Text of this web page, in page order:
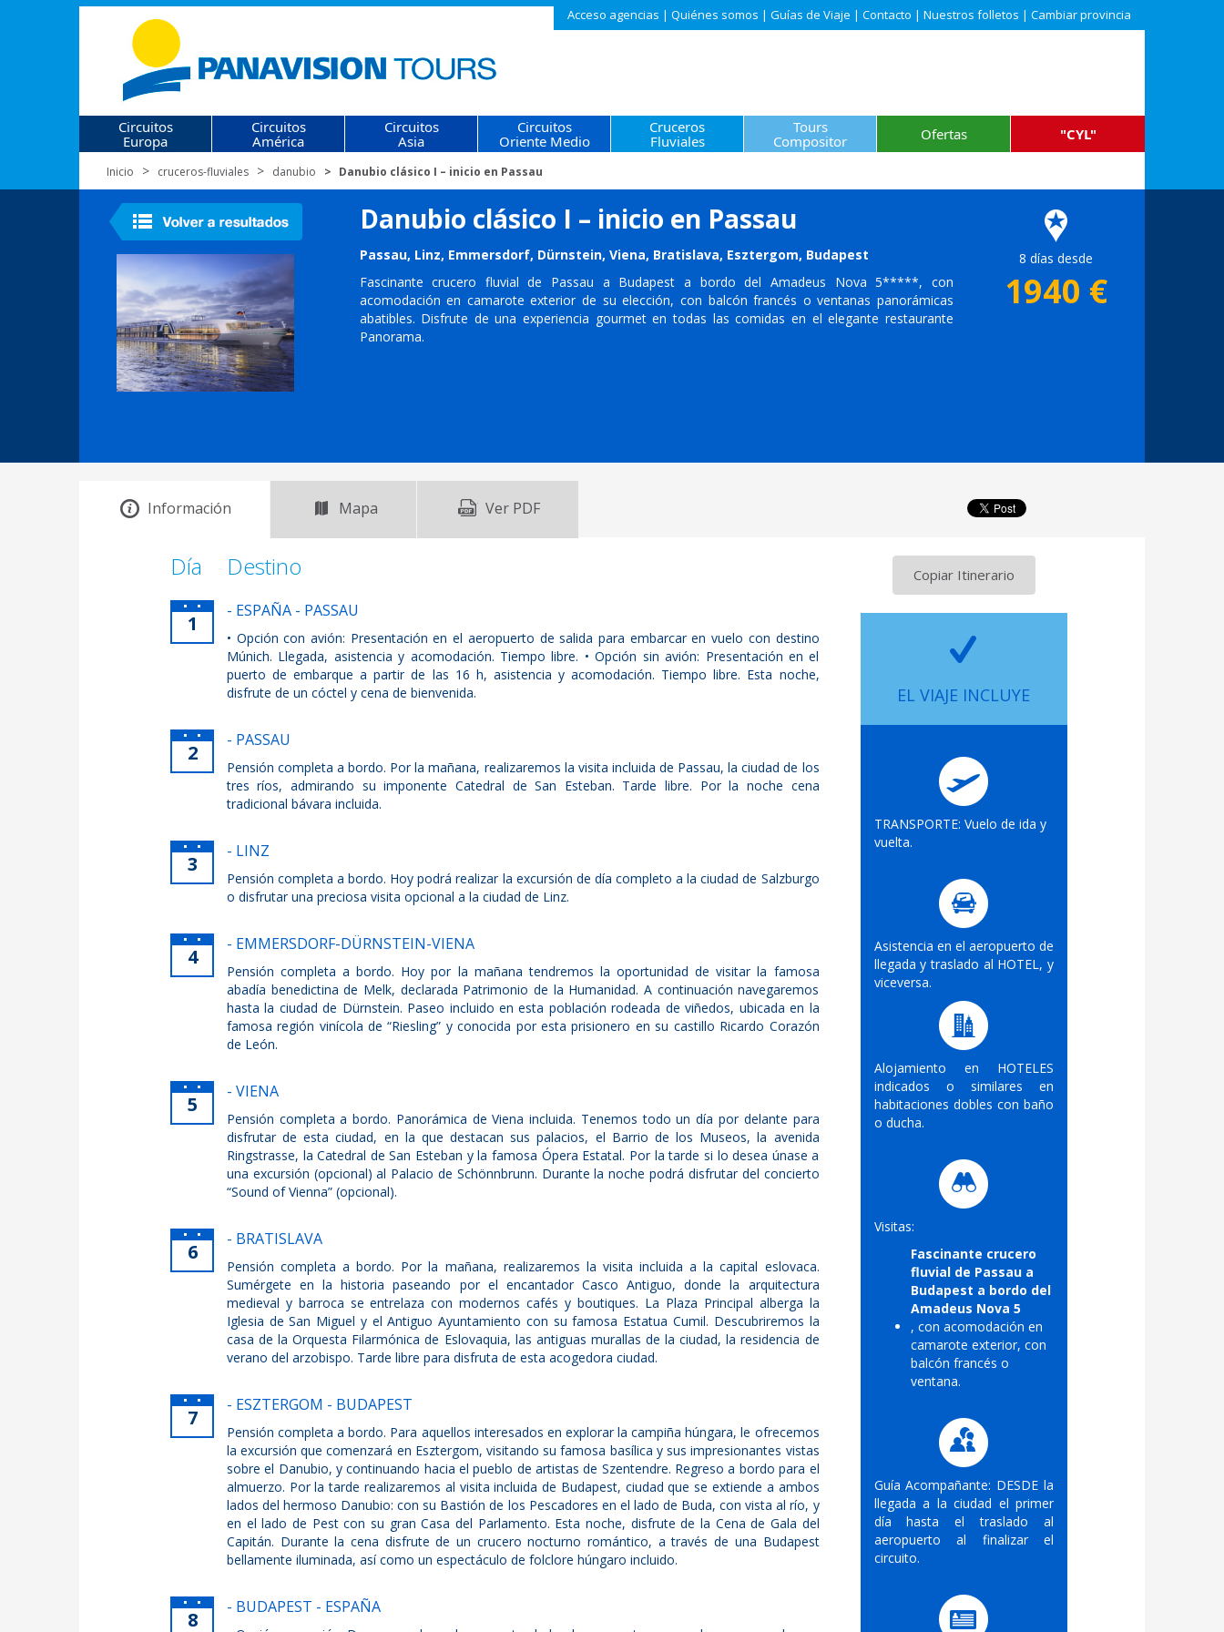
Acceso agencias | Quiénes somos | Guías de Viaje | Contacto | Nuestros folletos | Cambiar provincia
Circuitos
Europa
Circuitos
América
Circuitos
Asia
Circuitos
Oriente Medio
Cruceros
Fluviales
Tours
Compositor
Ofertas "CYL"
Inicio cruceros-fluviales danubio Danubio clásico I – inicio en Passau
Danubio clásico I – inicio en Passau
Passau, Linz, Emmersdorf, Dürnstein, Viena, Bratislava, Esztergom, Budapest
Fascinante crucero fluvial de Passau a Budapest a bordo del Amadeus Nova 5*****, con
acomodación en camarote exterior de su elección, con balcón francés o ventanas panorámicas
abatibles. Disfrute de una experiencia gourmet en todas las comidas en el elegante restaurante
Panorama.
8 días desde
1940 €
Información Mapa Ver PDF
Día Destino
1
- ESPAÑA - PASSAU
• Opción con avión: Presentación en el aeropuerto de salida para embarcar en vuelo con destino
Múnich. Llegada, asistencia y acomodación. Tiempo libre. • Opción sin avión: Presentación en el
puerto de embarque a partir de las 16 h, asistencia y acomodación. Tiempo libre. Esta noche,
disfrute de un cóctel y cena de bienvenida.
2
- PASSAU
Pensión completa a bordo. Por la mañana, realizaremos la visita incluida de Passau, la ciudad de los
tres ríos, admirando su imponente Catedral de San Esteban. Tarde libre. Por la noche cena
tradicional bávara incluida.
3
- LINZ
Pensión completa a bordo. Hoy podrá realizar la excursión de día completo a la ciudad de Salzburgo
o disfrutar una preciosa visita opcional a la ciudad de Linz.
4
- EMMERSDORF-DÜRNSTEIN-VIENA
Pensión completa a bordo. Hoy por la mañana tendremos la oportunidad de visitar la famosa
abadía benedictina de Melk, declarada Patrimonio de la Humanidad. A continuación navegaremos
hasta la ciudad de Dürnstein. Paseo incluido en esta población rodeada de viñedos, ubicada en la
famosa región vinícola de “Riesling” y conocida por esta prisionero en su castillo Ricardo Corazón
de León.
5
- VIENA
Pensión completa a bordo. Panorámica de Viena incluida. Tenemos todo un día por delante para
disfrutar de esta ciudad, en la que destacan sus palacios, el Barrio de los Museos, la avenida
Ringstrasse, la Catedral de San Esteban y la famosa Ópera Estatal. Por la tarde si lo desea únase a
una excursión (opcional) al Palacio de Schönnbrunn. Durante la noche podrá disfrutar del concierto
“Sound of Vienna” (opcional).
6
- BRATISLAVA
Pensión completa a bordo. Por la mañana, realizaremos la visita incluida a la capital eslovaca.
Sumérgete en la historia paseando por el encantador Casco Antiguo, donde la arquitectura
medieval y barroca se entrelaza con modernos cafés y boutiques. La Plaza Principal alberga la
Iglesia de San Miguel y el Antiguo Ayuntamiento con su famosa Estatua Cumil. Descubriremos la
casa de la Orquesta Filarmónica de Eslovaquia, las antiguas murallas de la ciudad, la residencia de
verano del arzobispo. Tarde libre para disfruta de esta acogedora ciudad.
7
- ESZTERGOM - BUDAPEST
Pensión completa a bordo. Para aquellos interesados en explorar la campiña húngara, le ofrecemos
la excursión que comenzará en Esztergom, visitando su famosa basílica y sus impresionantes vistas
sobre el Danubio, y continuando hacia el pueblo de artistas de Szentendre. Regreso a bordo para el
almuerzo. Por la tarde realizaremos al visita incluida de Budapest, ciudad que se extiende a ambos
lados del hermoso Danubio: con su Bastión de los Pescadores en el lado de Buda, con vista al río, y
en el lado de Pest con su gran Casa del Parlamento. Esta noche, disfrute de la Cena de Gala del
Capitán. Durante la cena disfrute de un crucero nocturno romántico, a través de una Budapest
bellamente iluminada, así como un espectáculo de folclore húngaro incluido.
8
- BUDAPEST - ESPAÑA
Copiar Itinerario
EL VIAJE INCLUYE
TRANSPORTE: Vuelo de ida y
vuelta.
Asistencia en el aeropuerto de
llegada y traslado al HOTEL, y
viceversa.
Alojamiento en HOTELES
indicados o similares en
habitaciones dobles con baño
o ducha.
Visitas:
Fascinante crucero
fluvial de Passau a
Budapest a bordo del
Amadeus Nova 5
, con acomodación en
camarote exterior, con
balcón francés o
ventana.
Guía Acompañante: DESDE la
llegada a la ciudad el primer
día hasta el traslado al
aeropuerto al finalizar el
circuito.